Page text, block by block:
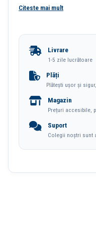
scriere: 2.5 mm. Cerneala
sistemul de cerneala).
Citeste mai mult
Livrare
1-5 zile lucrătoare
Plăți
Plătești ușor și
Magazin
Prețuri accesibile,
Suport
Colegii noștri sunt